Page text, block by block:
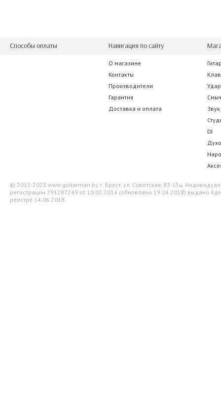
Способы оплаты Навигация по сайту
О магазине
Контакты
Производители
Гарантия
Доставка и оплата
Звук
DJ
© 2015-2023 www.guitarman.by. г. Брест, ул. Советская, 83-15ц.
регистрации 291287249 от 10.02.2014 (обновлено 19.04.2018) выдано
реестре 14.06.2018.